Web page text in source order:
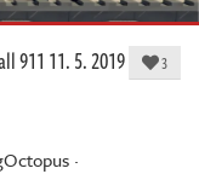
911 11. 5. 2019 3
·